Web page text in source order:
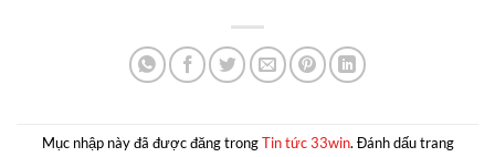
Mục nhập này đã được đăng trongTin tức 33win. Đánh dấu trang